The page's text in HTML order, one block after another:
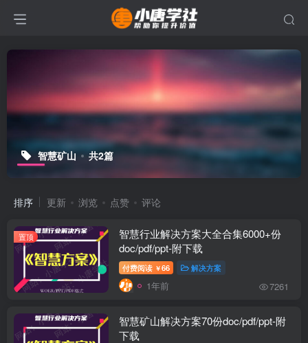
智慧矿山 共2篇
排序 更新 浏览 点赞 评论
置顶
智慧行业解决方案大全合集6000+份
doc/pdf/ppt-附下载
付费阅读 ￥66 解决方案
1年前 7261
智慧矿山解决方案70份doc/pdf/ppt-附
下载